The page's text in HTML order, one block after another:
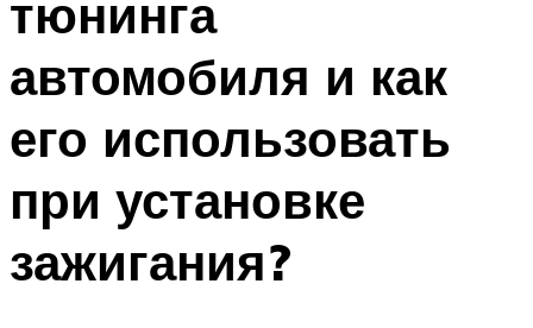
тюнинга
автомобиля и как
его использовать
при установке
зажигания?